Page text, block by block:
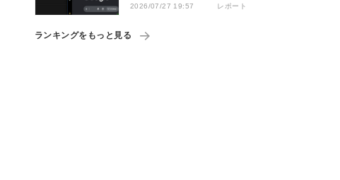
2026/07/27 19:57 レポート
ランキングをもっと見る